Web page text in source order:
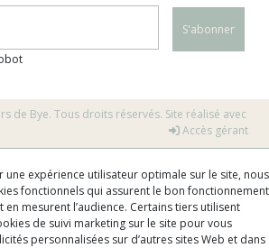
S'abonner
de Bye. Tous droits réservés. Site réalisé avec
Accès gérant
une expérience utilisateur optimale sur le site, nous
fonctionnels qui assurent le bon fonctionnement
en mesurent l’audience. Certains tiers utilisent
de suivi marketing sur le site pour vous
personnalisées sur d’autres sites Web et dans